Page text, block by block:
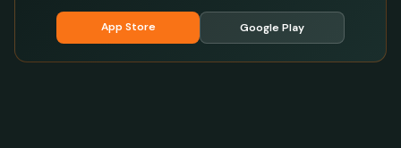
App Store Google Play